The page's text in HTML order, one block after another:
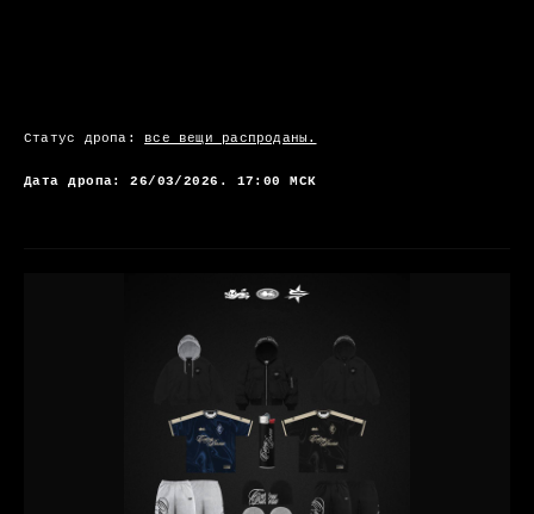
Статус дропа: все вещи распроданы.
Дата дропа: 26/03/2026. 17:00 МСК